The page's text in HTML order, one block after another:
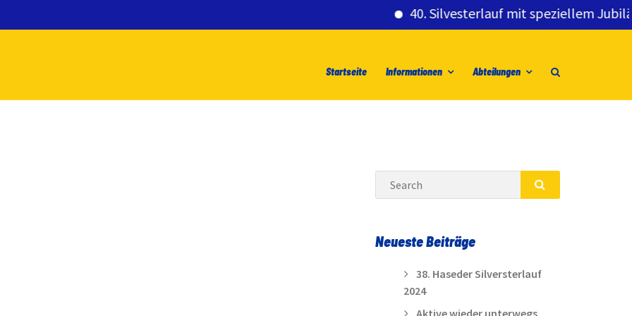
40. Silvesterlauf mit speziellem
Startseite Informationen Abteilungen
Search
SEARCH
Neueste Beiträge
38. Haseder Silversterlauf
2024
Aktive wieder unterwegs